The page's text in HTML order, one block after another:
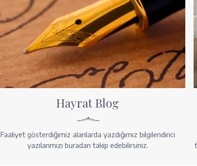
Hayrat Blog
Faaliyet gösterdiğimiz alanlarda yazdığımız bilgilendirici
yazılarımızı buradan takip edebilirsiniz.